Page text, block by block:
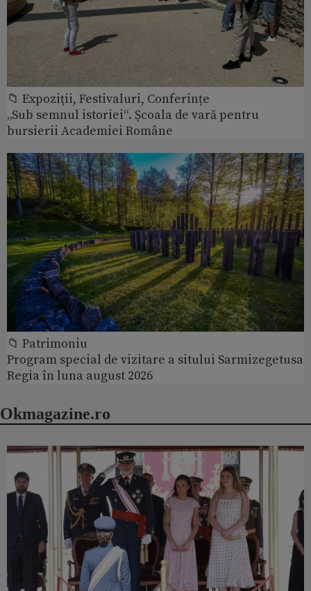
📁 Expoziţii, Festivaluri, Conferințe
„Sub semnul istoriei“. Școala de vară pentru
bursierii Academiei Române
📁 Patrimoniu
Program special de vizitare a sitului Sarmizegetusa
Regia în luna august 2026
Okmagazine.ro